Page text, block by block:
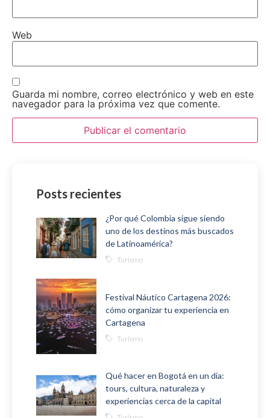
Web
Guarda mi nombre, correo electrónico y web en este
navegador para la próxima vez que comente.
Posts recientes
¿Por qué Colombia sigue siendo
uno de los destinos más buscados
de Latinoamérica?
Turismo
Festival Náutico Cartagena 2026:
cómo organizar tu experiencia en
Cartagena
Turismo
Qué hacer en Bogotá en un día:
tours, cultura, naturaleza y
experiencias cerca de la capital